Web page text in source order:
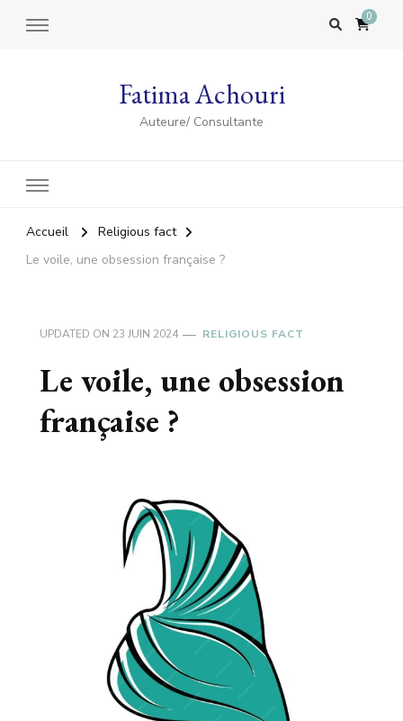
0
Fatima Achouri
Auteure/ Consultante
Accueil
Religious fact
Le voile, une obsession française ?
UPDATED ON 23 JUIN 2024 RELIGIOUS FACT
Le voile, une obsession
française ?